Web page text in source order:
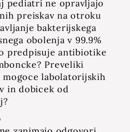
pediatri ne opravljajo
preiskav na otroku
bakterijskega
obolenja v 99.9%
predpisuje antibiotike
Preveliki
mogoce labolatorijskih
in dobicek od